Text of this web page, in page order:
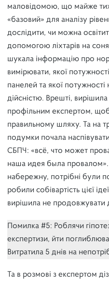
маловідомою, що майже
«базовий» для аналізу
дослідити, чи можна
допомогою ліхтарів на
шукала інформацію про
вимірювати, якої потужності
панелей та якої
дійсністю. Врешті,
профільним експертом,
правильному шляху. Та на
подумки почала наспівувати
СБПЧ: «всё, что может
наша идея была
набережну, потрібні були
робили собівартість цієї
вирішила не продовжувати
Помилка #5: Роблячи
експертизи, йти
Витратила 5 днів на
Та в розмові з експертом